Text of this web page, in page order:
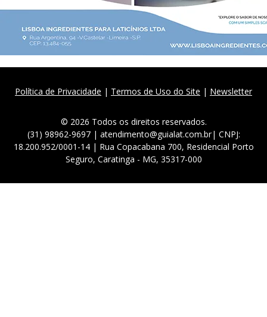
Política de Privacidade | Termos de Uso do Site | Newsletter
© 2026 Todos os direitos reservados.
(31) 98962-9697 | atendimento@guialat.com.br| CNPJ:
18.200.952/0001-14 | Rua Copacabana 700, Residencial Porto
Seguro, Caratinga - MG, 35317-000